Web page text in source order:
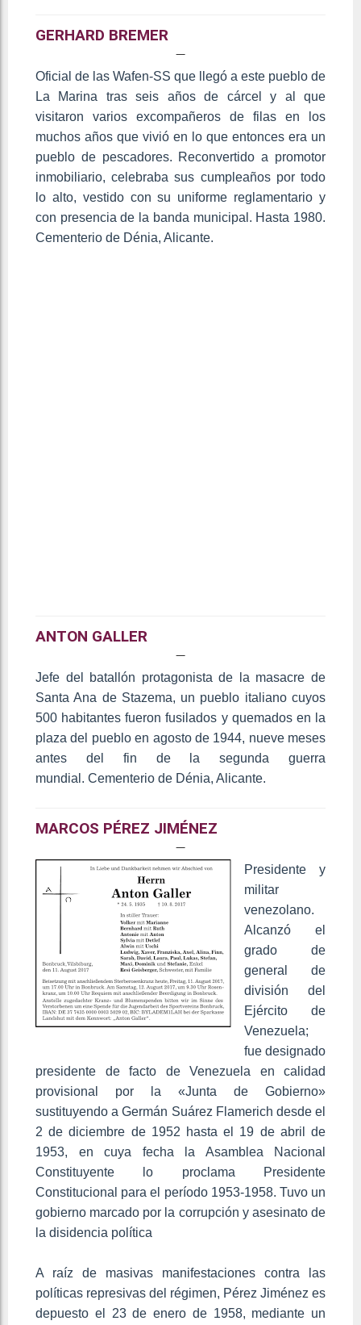
GERHARD BREMER
Oficial de las Wafen-SS que llegó a este pueblo de
La Marina tras seis años de cárcel y al que
visitaron varios excompañeros de filas en los
muchos años que vivió en lo que entonces era un
pueblo de pescadores. Reconvertido a promotor
inmobiliario, celebraba sus cumpleaños por todo
lo alto, vestido con su uniforme reglamentario y
con presencia de la banda municipal. Hasta 1980.
Cementerio de Dénia, Alicante.
ANTON GALLER
Jefe del batallón protagonista de la masacre de
Santa Ana de Stazema, un pueblo italiano cuyos
500 habitantes fueron fusilados y quemados en la
plaza del pueblo en agosto de 1944, nueve meses
antes del fin de la segunda guerra
mundial. Cementerio de Dénia, Alicante.
MARCOS PÉREZ JIMÉNEZ
Presidente y
militar
venezolano.
Alcanzó el
grado de
general de
división del
Ejército de
Venezuela;
fue designado
presidente de facto de Venezuela en calidad
provisional por la «Junta de Gobierno»
sustituyendo a Germán Suárez Flamerich desde el
2 de diciembre de 1952 hasta el 19 de abril de
1953, en cuya fecha la Asamblea Nacional
Constituyente lo proclama Presidente
Constitucional para el período 1953-1958. Tuvo un
gobierno marcado por la corrupción y asesinato de
la disidencia política
A raíz de masivas manifestaciones contra las
políticas represivas del régimen, Pérez Jiménez es
depuesto el 23 de enero de 1958, mediante un